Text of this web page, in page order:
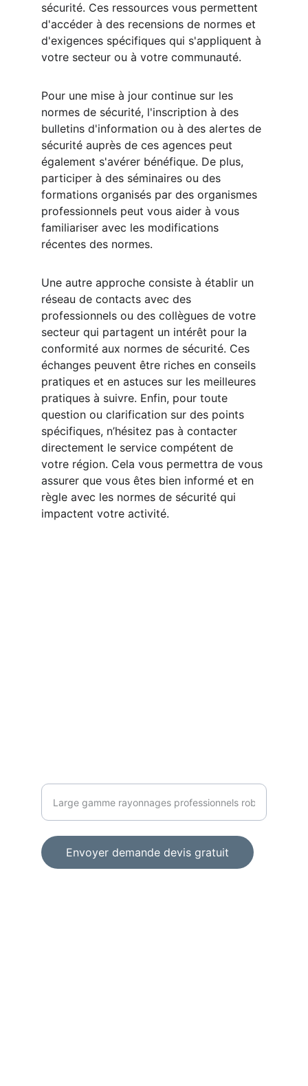
sécurité. Ces ressources vous permettent
d'accéder à des recensions de normes et
d'exigences spécifiques qui s'appliquent à
votre secteur ou à votre communauté.
Pour une mise à jour continue sur les
normes de sécurité, l'inscription à des
bulletins d'information ou à des alertes de
sécurité auprès de ces agences peut
également s'avérer bénéfique. De plus,
participer à des séminaires ou des
formations organisés par des organismes
professionnels peut vous aider à vous
familiariser avec les modifications
récentes des normes.
Une autre approche consiste à établir un
réseau de contacts avec des
professionnels ou des collègues de votre
secteur qui partagent un intérêt pour la
conformité aux normes de sécurité. Ces
échanges peuvent être riches en conseils
pratiques et en astuces sur les meilleures
pratiques à suivre. Enfin, pour toute
question ou clarification sur des points
spécifiques, n’hésitez pas à contacter
directement le service compétent de
votre région. Cela vous permettra de vous
assurer que vous êtes bien informé et en
règle avec les normes de sécurité qui
impactent votre activité.
Envoyer demande devis gratuit